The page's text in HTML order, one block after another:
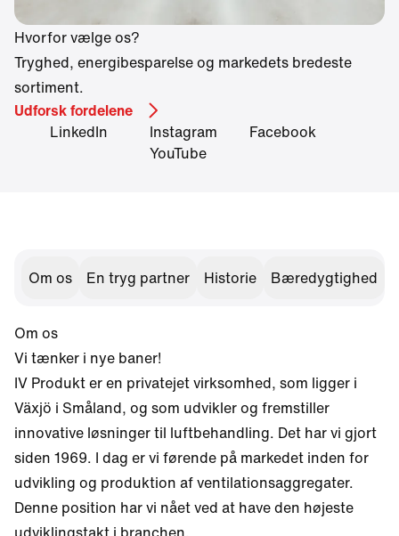
Hvorfor vælge os?
Tryghed, energibesparelse og markedets bredeste
sortiment.
Udforsk fordelene
LinkedIn
Instagram
Facebook
YouTube
Om os En tryg partner Historie Bæredygtighed
Om os
Vi tænker i nye baner!
IV Produkt er en privatejet virksomhed, som ligger i
Växjö i Småland, og som udvikler og fremstiller
innovative løsninger til luftbehandling. Det har vi gjort
siden 1969. I dag er vi førende på markedet inden for
udvikling og produktion af ventilationsaggregater.
Denne position har vi nået ved at have den højeste